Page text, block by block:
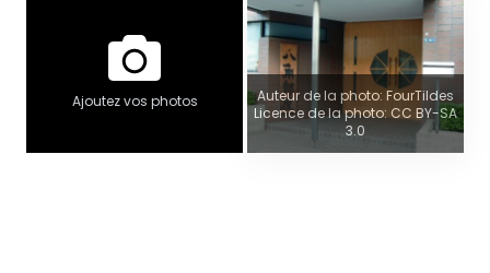
Ajoutez vos photos
Auteur de la photo: FourTildes
Licence de la photo: CC BY-SA
3.0